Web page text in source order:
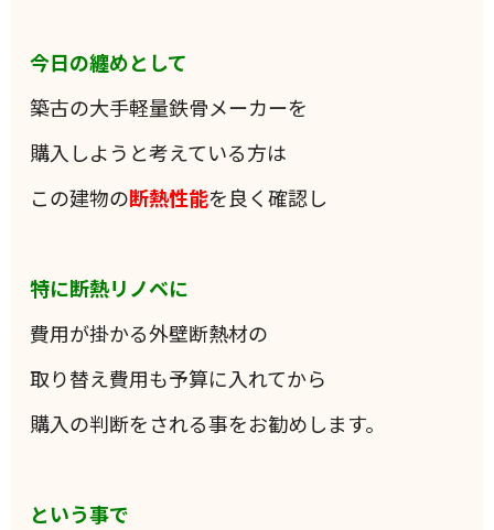
今日の纏めとして
築古の大手軽量鉄骨メーカーを
購入しようと考えている方は
この建物の断熱性能を良く確認し
特に断熱リノベに
費用が掛かる外壁断熱材の
取り替え費用も予算に入れてから
購入の判断をされる事をお勧めします。
という事で